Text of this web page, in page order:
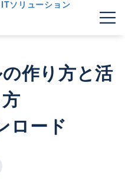
ソリューション
作り方と活
ロード